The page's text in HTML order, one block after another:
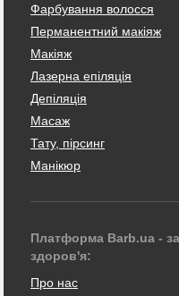
Фарбування волосся
Перманентний макіяж
Макіяж
Лазерна епіляція
Депіляція
Масаж
Тату, пірсинг
Манікюр
Платформа Barb.ua -
здоров'я:
Про нас